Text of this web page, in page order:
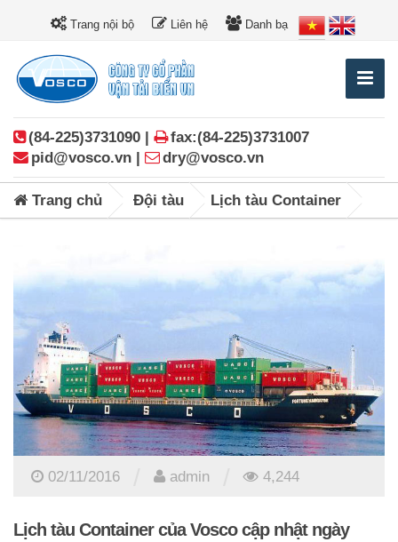
Trang nội bộ Liên hệ Danh bạ
(84-225)3731090 |
fax:(84-225)3731007
pid@vosco.vn |
dry@vosco.vn
Trang chủ Đội tàu Lịch tàu Container
02/11/2016 admin 4,244
Lịch tàu Container của Vosco cập nhật ngày